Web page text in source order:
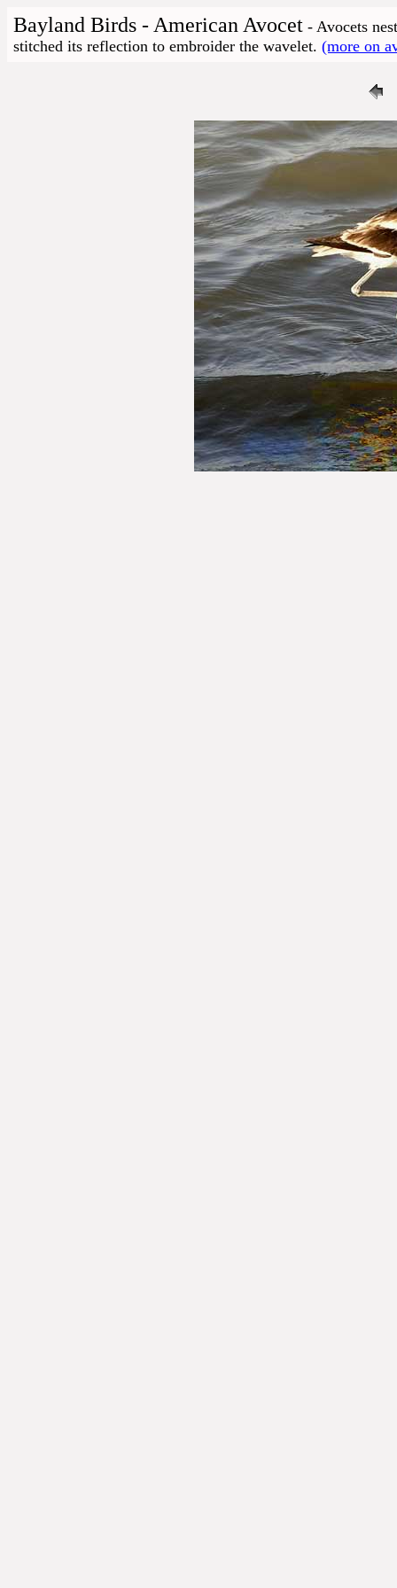
Bayland Birds - American Avocet - Avocets
stitched its reflection to embroider the wavelet. (more on